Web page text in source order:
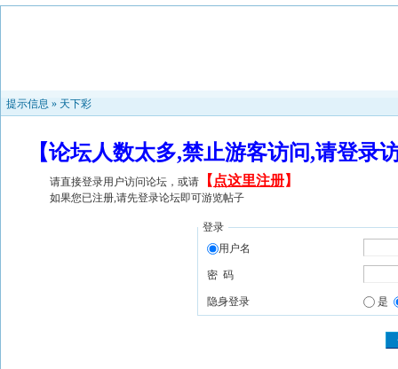
提示信息 » 天下彩
【论坛人数太多,禁止游客访问,请登
请直接登录用户访问论坛，或请 【 点这里注册】
如果您已注册,请先登录论坛即可游览帖子
登录
用户名
密 码
隐身登录 是